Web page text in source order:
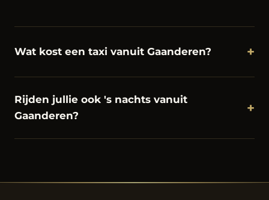
Wat kost een taxi vanuit Gaanderen? +
Rijden jullie ook 's nachts vanuit
Gaanderen?
+